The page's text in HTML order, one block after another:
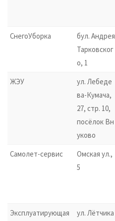
СнегоУборка
бул. Андрея
Тарковског
о, 1
ЖЭУ
ул. Лебеде
ва-Кумача,
27, стр. 10,
посёлок Вн
уково
Самолет-сервис
Омская ул.,
5
Эксплуатирующая
ул. Лётчика